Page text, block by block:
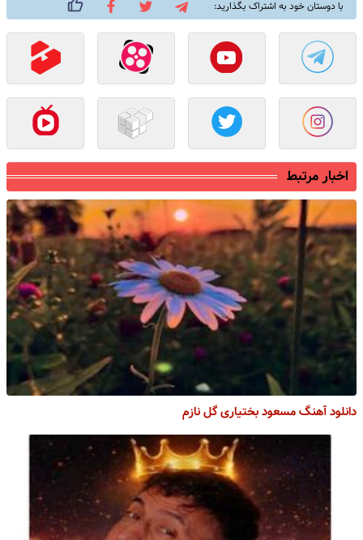
با دوستان خود به اشتراک بگذارید:
اخبار مرتبط
دانلود آهنگ مسعود بختیاری گل نازم